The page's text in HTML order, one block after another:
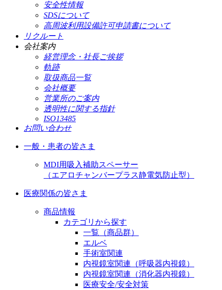
安全性情報
SDSについて
高周波利用設備許可申請書について
リクルート
会社案内
経営理念・社長ご挨拶
軌跡
取扱商品一覧
会社概要
営業所のご案内
透明性に関する指針
ISO13485
お問い合わせ
一般・患者の皆さま
MDI用吸入補助スペーサー
（エアロチャンバープラス静電気防止型）
医療関係の皆さま
商品情報
カテゴリから探す
一覧（商品群）
エルベ
手術室関連
内視鏡室関連（呼吸器内視鏡）
内視鏡室関連（消化器内視鏡）
医療安全/安全対策